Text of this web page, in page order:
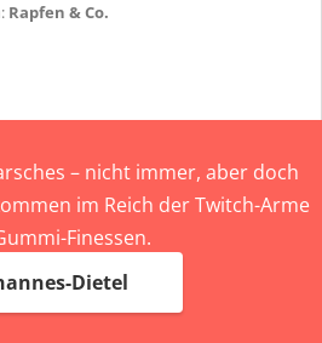
Rapfen & Co.
– nicht immer, aber doch
im Reich der Twitch-Arme
Finessen.
Dietel